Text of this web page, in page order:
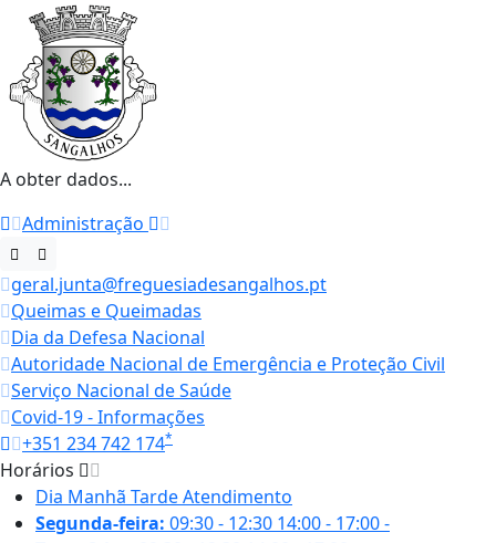
A obter dados...
Administração
geral.junta@freguesiadesangalhos.pt
Queimas e Queimadas
Dia da Defesa Nacional
Autoridade Nacional de Emergência e Proteção Civil
Serviço Nacional de Saúde
Covid-19 - Informações
+351 234 742 174*
Horários
Dia Manhã TardeAtendimento
Segunda-feira: 09:30 - 12:30 14:00 - 17:00-